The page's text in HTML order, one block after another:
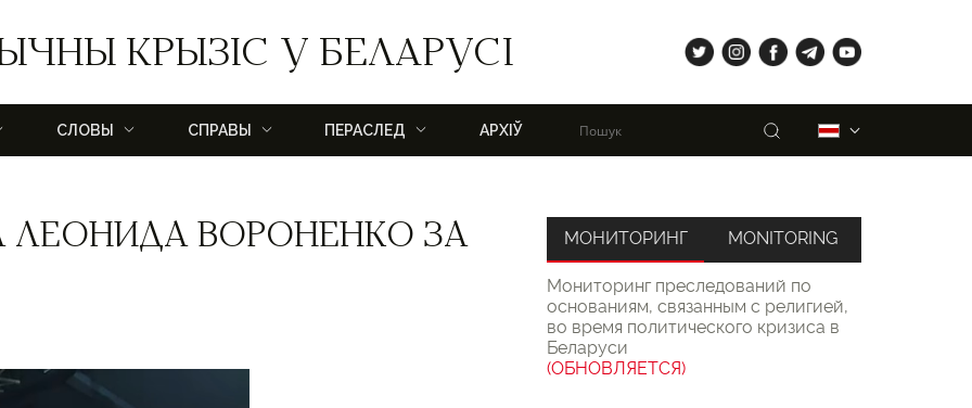
КРЫЗІС У БЕЛАРУСІ
СЛОВЫ СПРАВЫ ПЕРАСЛЕД АРХІЎ Пошук
tw ig fb tg yt
ВОРОНЕНКО ЗА
МОНИТОРИНГ
Мониторинг преследований по
основаниям, связанным с религией,
во время политического кризиса в
Беларуси
(ОБНОВЛЯЕТСЯ)
MONITORING